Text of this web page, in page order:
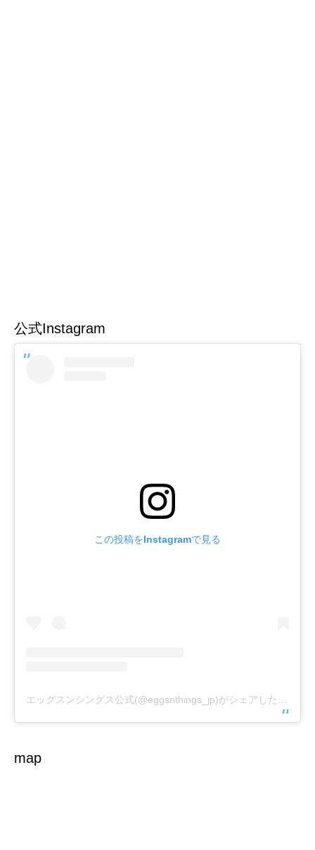
公式Instagram
この投稿をInstagramで見る
map